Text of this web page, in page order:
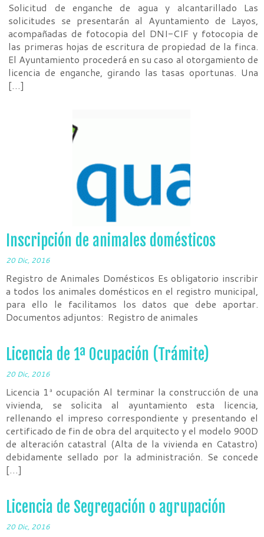
Solicitud de enganche de agua y alcantarillado Las
solicitudes se presentarán al Ayuntamiento de Layos,
acompañadas de fotocopia del DNI-CIF y fotocopia de
las primeras hojas de escritura de propiedad de la finca.
El Ayuntamiento procederá en su caso al otorgamiento de
licencia de enganche, girando las tasas oportunas. Una
[…]
Inscripción de animales domésticos
20 Dic, 2016
Registro de Animales Domésticos Es obligatorio inscribir
a todos los animales domésticos en el registro municipal,
para ello le facilitamos los datos que debe aportar.
Documentos adjuntos: Registro de animales
Licencia de 1ª Ocupación (Trámite)
20 Dic, 2016
Licencia 1ª ocupación Al terminar la construcción de una
vivienda, se solicita al ayuntamiento esta licencia,
rellenando el impreso correspondiente y presentando el
certificado de fin de obra del arquitecto y el modelo 900D
de alteración catastral (Alta de la vivienda en Catastro)
debidamente sellado por la administración. Se concede
[…]
Licencia de Segregación o agrupación
20 Dic, 2016